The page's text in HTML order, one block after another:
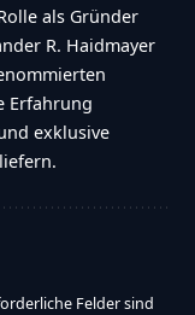
als Gründer
R. Haidmayer
Erfahrung
exklusive
Felder sind